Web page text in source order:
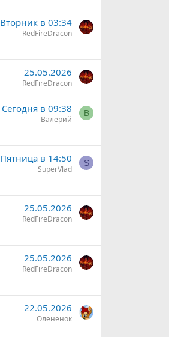
Вторник в 03:34
RedFireDracon
25.05.2026
RedFireDracon
Сегодня в 09:38
Валерий
В
Пятница в 14:50
SuperVlad
S
25.05.2026
RedFireDracon
25.05.2026
RedFireDracon
22.05.2026
Олененок